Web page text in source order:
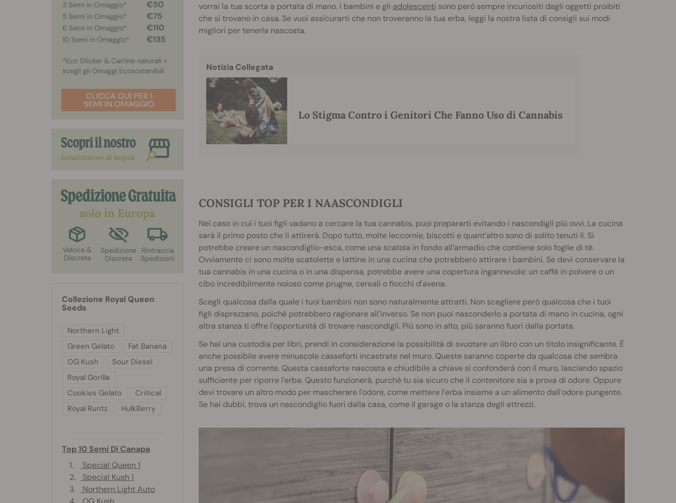
vorrai la tua scorta a portata di mano. I bambini e gli adolescenti sono però sempre incuriositi dagli oggetti proibiti
che si trovano in casa. Se vuoi assicurarti che non troveranno la tua erba, leggi la nostra lista di consigli sui modi
migliori per tenerla nascosta.
Notizia Collegata
Lo Stigma Contro i Genitori Che Fanno Uso di Cannabis
CONSIGLI TOP PER I NAASCONDIGLI
Nel caso in cui i tuoi figli vadano a cercare la tua cannabis, puoi prepararti evitando i nascondigli più ovvi. La cucina
sarà il primo posto che li attirerà. Dopo tutto, molte leccornie, biscotti e quant’altro sono di solito tenuti lì. Si
potrebbe creare un nascondiglio-esca, come una scatola in fondo all’armadio che contiene solo foglie di tè.
Ovviamente ci sono molte scatolette e lattine in una cucina che potrebbero attirare i bambini. Se devi conservare la
tua cannabis in una cucina o in una dispensa, potrebbe avere una copertura ingannevole: un caffè in polvere o un
cibo incredibilmente noioso come prugne, cereali o fiocchi d'avena.
Scegli qualcosa dalla quale i tuoi bambini non sono naturalmente attratti. Non scegliere però qualcosa che i tuoi
figli disprezzano, poiché potrebbero ragionare all’inverso. Se non puoi nasconderlo a portata di mano in cucina, ogni
altra stanza ti offre l'opportunità di trovare nascondigli. Più sono in alto, più saranno fuori dalla portata.
Se hai una custodia per libri, prendi in considerazione la possibilità di svuotare un libro con un titolo insignificante. È
anche possibile avere minuscole casseforti incastrate nel muro. Queste saranno coperte da qualcosa che sembra
una presa di corrente. Questa cassaforte nascosta e chiudibile a chiave si confonderà con il muro, lasciando spazio
sufficiente per riporre l'erba. Questo funzionerà, purché tu sia sicuro che il contenitore sia a prova di odore. Oppure
devi trovare un altro modo per mascherare l'odore, come mettere l’erba insieme a un alimento dall’odore pungente.
Se hai dubbi, trova un nascondiglio fuori dalla casa, come il garage o la stanza degli attrezzi.
Collezione Royal Queen
Seeds
Northern Light
Green Gelato
Fat Banana
OG Kush
Sour Diesel
Royal Gorilla
Cookies Gelato
Critical
Royal Runtz
HulkBerry
Top 10 Semi Di Canapa
1.
Special Queen 1
2.
Special Kush 1
3.
Northern Light Auto